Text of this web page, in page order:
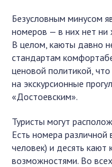
Безусловным минусом
номеров — в них нет ни
В целом, каюты давно
стандартам
ценовой политикой,
на экскурсионные
«Достоевским».
Туристы могут
Есть номера различной
человек) и десять кают
возможностями. Во